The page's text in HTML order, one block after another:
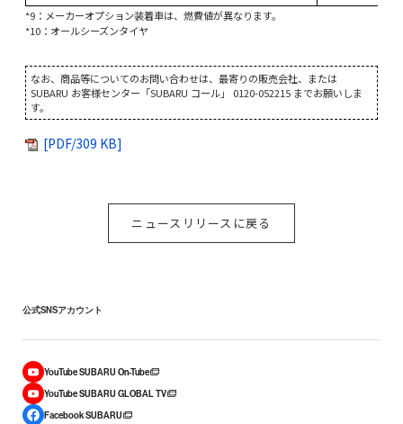
*9：メーカーオプション装着車は、燃費値が異なります。
*10：オールシーズンタイヤ
なお、商品等についてのお問い合わせは、最寄りの販売会社、または
SUBARU お客様センター「SUBARU コール」 0120-052215 までお願いしま
す。
[PDF/309 KB]
ニュースリリースに戻る
公式SNSアカウント
YouTube SUBARU On-Tube
YouTube SUBARU GLOBAL TV
Facebook SUBARU